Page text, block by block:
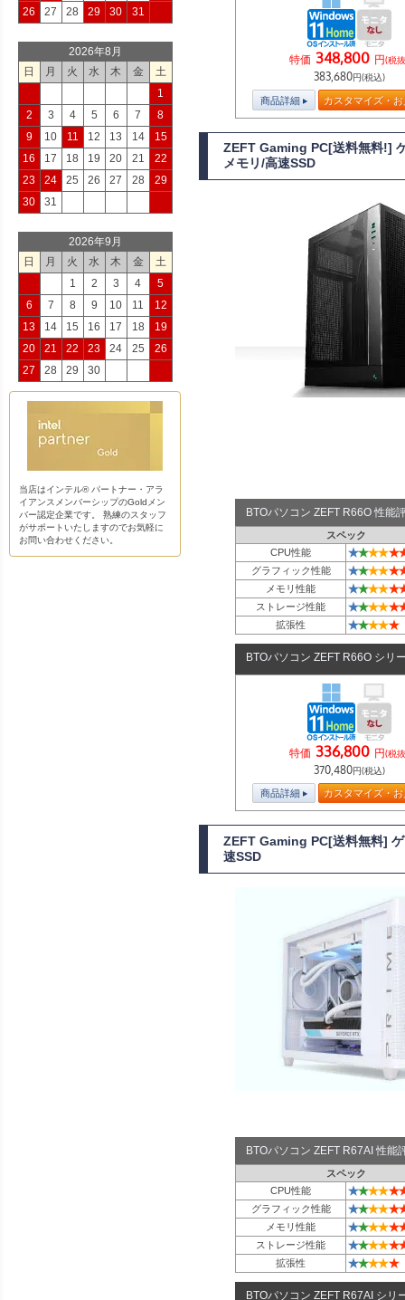
特価 348,800 円(税
383,680円(税込)
商品詳細 カスタマイズ・
ZEFT Gaming PC[送料無料!]
メモリ/高速SSD
BTOパソコン ZEFT R66O 性能
スペック
CPU性能
★★★★★
グラフィック性能 ★★★★★
メモリ性能 ★★★★★
ストレージ性能 ★★★★★
拡張性 ★★★★★
BTOパソコン ZEFT R66O シリ
特価 336,800 円(税
370,480円(税込)
商品詳細 カスタマイズ・
ZEFT Gaming PC[送料無料]
速SSD
BTOパソコン ZEFT R67AI 性能
スペック
CPU性能
★★★★★
グラフィック性能 ★★★★★
メモリ性能 ★★★★★
ストレージ性能 ★★★★★
拡張性 ★★★★★
BTOパソコン ZEFT R67AI シリ
26
27 28 29 30 31
2026年8月
日
月 火 水 木 金
土
1
2
3 4 5 6 7
8
9
10 11 12 13 14
15
16
17 18 19 20 21
22
23
24 25 26 27 28
29
30
31
2026年9月
日
月 火 水 木 金
土
1
2 3 4
5
6
7 8 9 10 11
12
13
14 15 16 17 18
19
20
21 22 23 24 25
26
27
28 29 30
当店はインテル® パートナー・アラ
イアンスメンバーシップのGoldメン
バー認定企業です。 熟練のスタッフ
がサポートいたしますのでお気軽に
お問い合わせください。